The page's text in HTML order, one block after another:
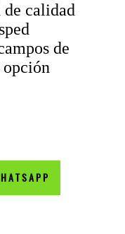
de calidad
de